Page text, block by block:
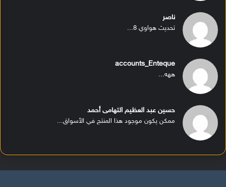
ناصر
تحديث هواوي 8...
accounts_Enteque
ههه...
حسين عبد العظيم التهامى أحمد
ممكن يكون موجود هذا المنتج في الأسواق...